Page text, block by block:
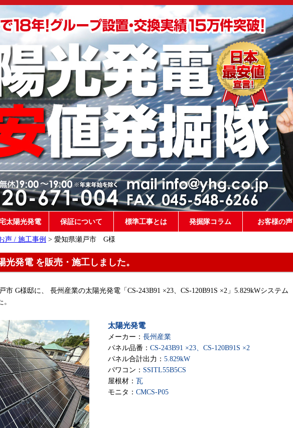
太陽光発電 保証について 標準工事とは 発掘隊コラム お客様の声
声 / 施工事例 > 愛知県瀬戸市 G様
光発電 を販売・施工しました。
市 G様邸に、 長州産業の太陽光発電「CS-243B91 ×23、CS-120B91S ×2」5.829kWシステム
太陽光発電
メーカー： 長州産業
パネル品番： CS-243B91 ×23、CS-120B91S ×2
パネル合計出力： 5.829kW
パワコン： SSITL55B5CS
屋根材： 瓦
モニタ： CMCS-P05